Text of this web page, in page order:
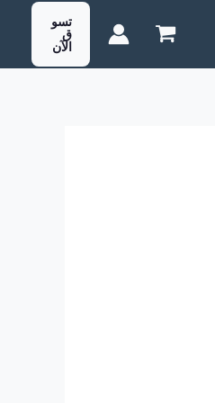
تسو
ق
الآن